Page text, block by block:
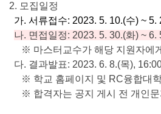
2. 모집일정
가. 서류접수: 2023. 5. 10.(수) ~ 5.
나. 면접일정: 2023. 5. 30.(화) ~
※ 마스터교수가 해당 지원자에
다. 결과발표: 2023. 6. 8.(목),
※ 학교 홈페이지 및 RC융합대학
※ 합격자는 공지 게시 전 개인문